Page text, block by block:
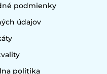
podmienky
údajov
politika